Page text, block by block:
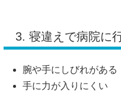
3. 寝違えで病院に
腕や手にしびれがある
手に力が入りにくい